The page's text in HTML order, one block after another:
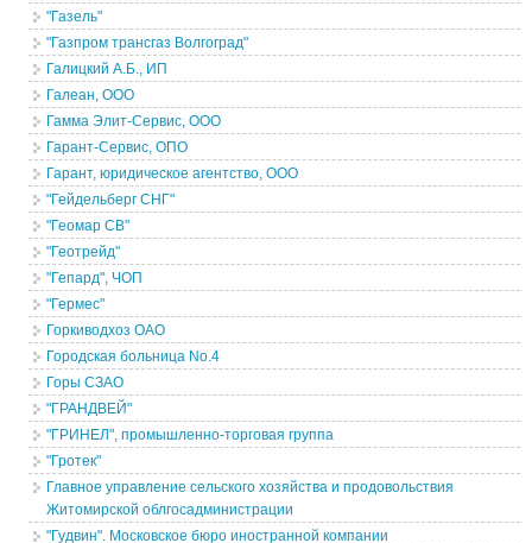
"Газель"
"Газпром трансгаз Волгоград"
Галицкий А.Б., ИП
Галеан, ООО
Гамма Элит-Сервис, ООО
Гарант-Сервис, ОПО
Гарант, юридическое агентство, ООО
"Гейдельберг СНГ"
"Геомар СВ"
"Геотрейд"
"Гепард", ЧОП
"Гермес"
Горкиводхоз ОАО
Городская больница No.4
Горы СЗАО
"ГРАНДВЕЙ"
"ГРИНЕЛ", промышленно-торговая группа
"Гротек"
Главное управление сельского хозяйства и продовольствия
Житомирской облгосадминистрации
"Гудвин". Московское бюро иностранной компании